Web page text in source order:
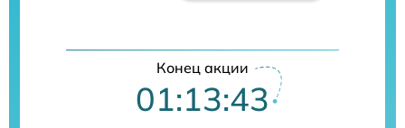
Конец акции
01:13:42